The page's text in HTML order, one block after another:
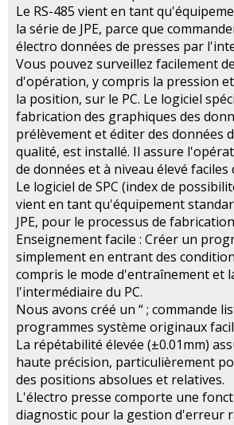
Le RS-485 vient en tant
la série de JPE, parce que
électro données de presses par
Vous pouvez surveillez facilement
d'opération, y compris la pression
la position, sur le PC. Le logiciel
fabrication des graphiques des
prélèvement et éditer des données
qualité, est installé. Il assure
de données et à niveau élevé faciles
Le logiciel de SPC (index de
vient en tant qu'équipement
JPE, pour le processus de
Enseignement facile : Créer un
simplement en entrant des
compris le mode d'entraînement et
l'intermédiaire du PC.
Nous avons créé un “ ; commande
programmes système originaux
La répétabilité élevée (±0.01mm)
haute précision, particulièrement
des positions absolues et relatives.
L'électro presse comporte une
diagnostic pour la gestion d'erreur